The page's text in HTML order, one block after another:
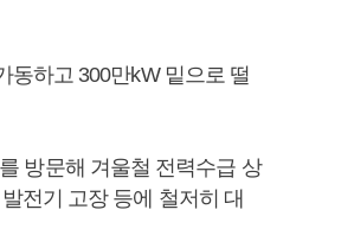
동하고 300만kW 밑으로 떨
방문해 겨울철 전력수급 상
전기 고장 등에 철저히 대